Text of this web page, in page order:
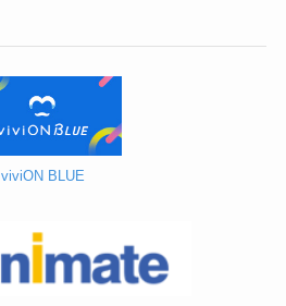
viviON BLUE